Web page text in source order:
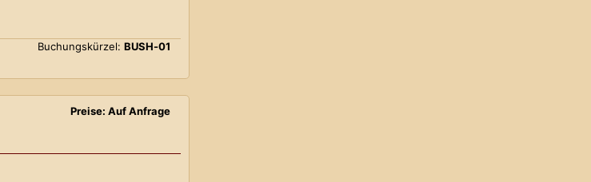
Buchungskürzel: BUSH-01
Preise: Auf Anfrage